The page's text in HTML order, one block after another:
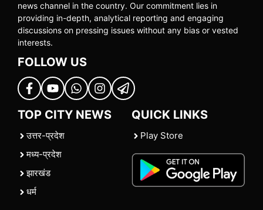
news channel in the country. Our commitment lies in
providing in-depth, analytical reporting and engaging
discussions on pressing issues without any bias or vested
interests.
FOLLOW US
TOP CITY NEWS
उत्तर-प्रदेश
मध्य-प्रदेश
झारखंड
धर्म
QUICK LINKS
Play Store